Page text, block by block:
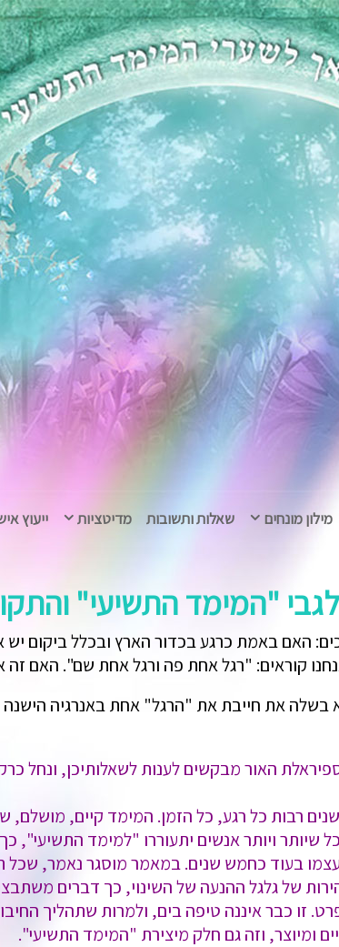
מילון מונחים שאלות ותשובות מדיטציות ייעוץ
"המימד התשיעי"
האם באמת כרגע בכדור הארץ ובכלל ביקום
קוראים: "רגל אחת פה ורגל אחת שם". האם
את חייבת את "הרגל" אחת באנרגיה הישנה
האור מבקשים לענות לשאלותיכן, ונחל
רבות כל רגע, כל הזמן. המימד קיים, מושלם,
ויותר אנשים יתעוררו "למימד התשיעי",
בעוד כחמש שנים. במאמר מוסגר נאמר, שכל
של גלגל ההנעה של השינוי, כך דברים
זו כבר איננה טיפה בים, ולמרות שתהליך
ומיוצר, וזה גם חלק מיצירת "המימד התשיעי".